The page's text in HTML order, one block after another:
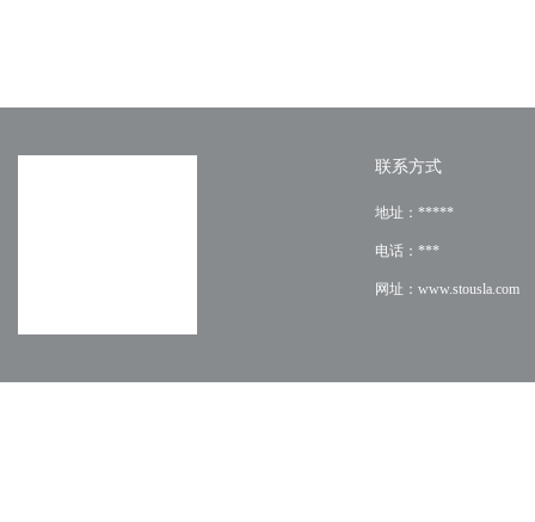
联系方式
地址：*****
电话：***
网址：www.stousla.com